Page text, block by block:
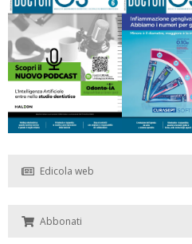
Edicola web
Abbonati